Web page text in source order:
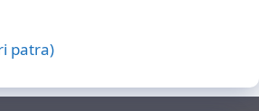
patra)